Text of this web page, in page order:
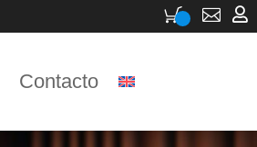
 
Contacto